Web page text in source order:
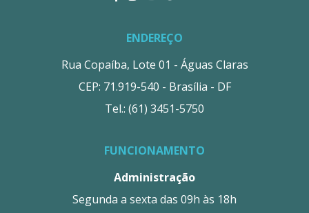
ENDEREÇO
Rua Copaíba, Lote 01 - Águas Claras
CEP: 71.919-540 - Brasília - DF
Tel.: (61) 3451-5750
FUNCIONAMENTO
Administração
Segunda a sexta das 09h às 18h